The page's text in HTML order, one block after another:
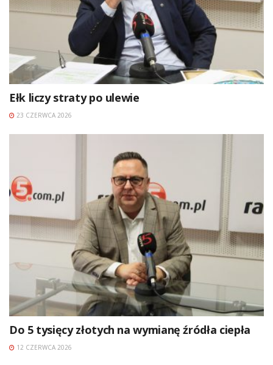
Ełk liczy straty po ulewie
23 CZERWCA 2026
Do 5 tysięcy złotych na wymianę źródła ciepła
12 CZERWCA 2026